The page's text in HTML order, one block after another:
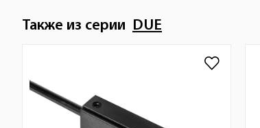
Также из серии DUE